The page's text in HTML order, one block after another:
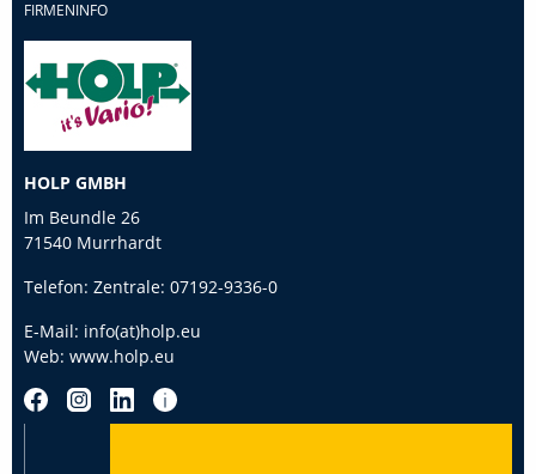
FIRMENINFO
HOLP GMBH
Im Beundle 26
71540 Murrhardt
Telefon: Zentrale: 07192-9336-0
E-Mail: info(at)holp.eu
Web: www.holp.eu